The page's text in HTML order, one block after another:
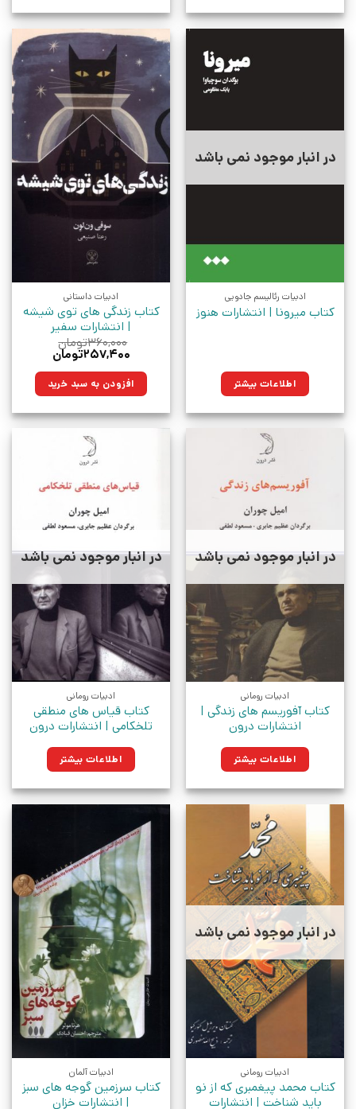
در انبار موجود نمی باشد
ادبیات رئالیسم جادویی
کتاب میرونا | انتشارات هنوز
اطلاعات بیشتر
ادبیات داستانی
کتاب زندگی های توی شیشه
| انتشارات سفیر
۳۶۰,۰۰۰تومان
قیمت
۳۶۰,۰۰۰تومان
بود.
۲۵۷,۴۰۰تومان
۲۵۷,۴۰۰تومان.افزودن به سبد خرید
در انبار موجود نمی باشد
ادبیات رومانی
کتاب آفوریسم های زندگی |
انتشارات درون
اطلاعات بیشتر
در انبار موجود نمی باشد
ادبیات رومانی
کتاب قیاس های منطقی
تلخکامی | انتشارات درون
اطلاعات بیشتر
در انبار موجود نمی باشد
ادبیات رومانی
کتاب محمد پیغمبری که از نو
باید شناخت | انتشارات
ادبیات آلمان
کتاب سرزمین گوجه های سبز
| انتشارات خزان